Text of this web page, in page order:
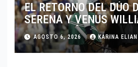
EL RETORNO DEL DÚO
SERENA Y VENUS
DISPUTARÁN LOS
CINCINNATI 2026
AGOSTO 6, 2026 KARINA ELIAN